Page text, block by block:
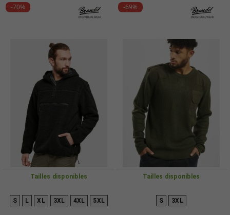
-70%
Tailles disponibles
S L XL 3XL 4XL 5XL
-69%
Tailles disponibles
S 3XL